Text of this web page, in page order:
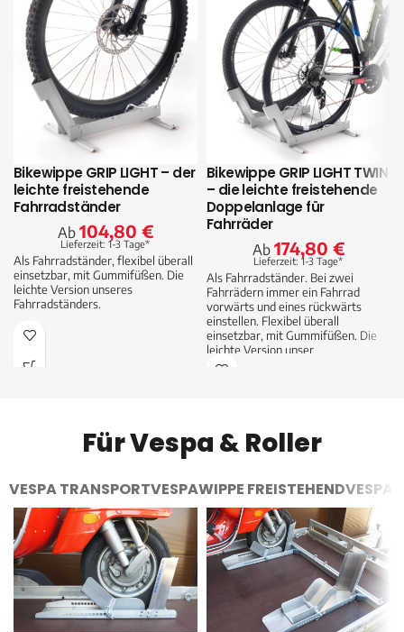
Bikewippe GRIP LIGHT – der
leichte freistehende
Fahrradständer
Ab 104,80 €
Lieferzeit: 1-3 Tage*
Als Fahrradständer, flexibel überall
einsetzbar, mit Gummifüßen. Die
leichte Version unseres
Fahrradständers.
Bikewippe GRIP LIGHT TWIN
– die leichte freistehende
Doppelanlage für
Fahrräder
Ab 174,80 €
Lieferzeit: 1-3 Tage*
Als Fahrradständer. Bei zwei
Fahrrädern immer ein Fahrrad
vorwärts und eines rückwärts
einstellen. Flexibel überall
einsetzbar, mit Gummifüßen. Die
leichte Version unser
Fahrradständer-Doppelanlage.
Für Vespa & Roller
VESPA TRANSPORTVESPAWIPPE FREISTEHEND